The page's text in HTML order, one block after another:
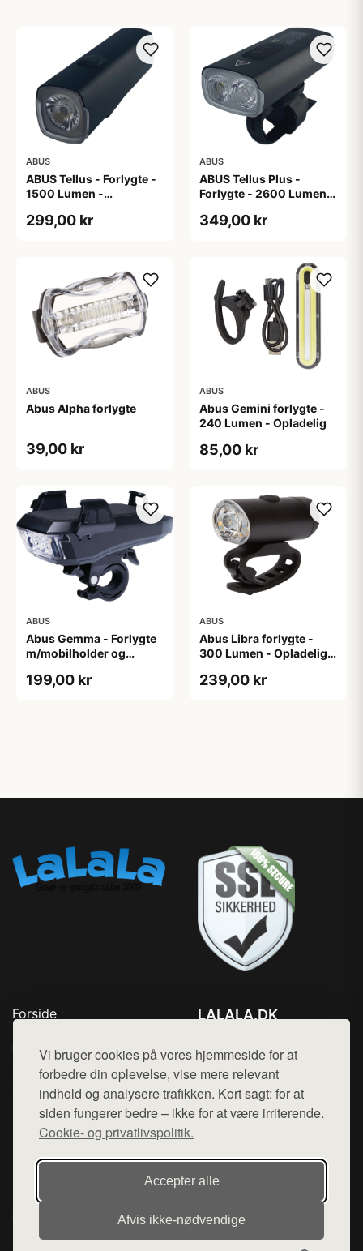
Vi bruger cookies på vores hjemmeside for at
forbedre din oplevelse, vise mere relevant
indhold og analysere trafikken. Kort sagt: for at
siden fungerer bedre – ikke for at være irriterende.
Cookie- og privatlivspolitik.
Accepter alle
Afvis ikke‑nødvendige
ABUS
ABUS Tellus - Forlygte -
1500 Lumen -
299,00 kr
ABUS
ABUS Tellus Plus -
Forlygte - 2600 Lumen -
Powerbank
349,00 kr
ABUS
Abus Alpha forlygte
39,00 kr
ABUS
Abus Gemini forlygte -
240 Lumen - Opladelig
85,00 kr
ABUS
Abus Gemma - Forlygte
m/mobilholder og
opladelig
199,00 kr
ABUS
Abus Libra forlygte -
300 Lumen - Opladelig -
239,00 kr
Forside
Top Rabatter
Blog
Kontakt
LALALA.DK
Mail: hej@want.dk
Cookie- og privatlivspolitik
Denne side er en del af want.dk, der udgiver en række
hjemmesider med præsentation af forskellige produkter fra
diverse webshops. Der sælges ikke varer fra denne side - vi